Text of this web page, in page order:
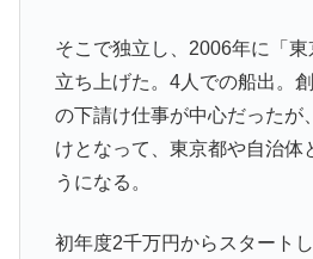
そこで独立し、2006年に「
立ち上げた。4人での船出。
の下請け仕事が中心だったが
けとなって、東京都や自治体
うになる。
初年度2千万円からスタート